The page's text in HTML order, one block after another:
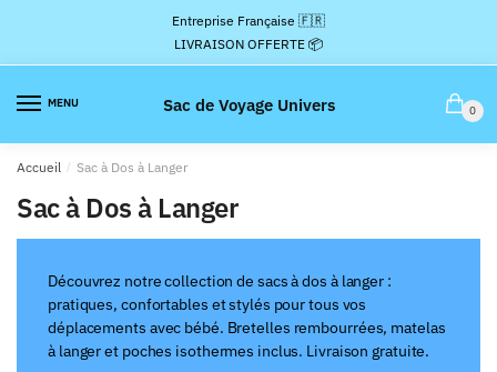
la
navigation
contenu
Entreprise Française 🇫🇷
LIVRAISON OFFERTE 📦
MENU Sac de Voyage Univers 0
Accueil / Sac à Dos à Langer
Sac à Dos à Langer
Découvrez notre collection de sacs à dos à langer :
pratiques, confortables et stylés pour tous vos
déplacements avec bébé. Bretelles rembourrées, matelas
à langer et poches isothermes inclus. Livraison gratuite.